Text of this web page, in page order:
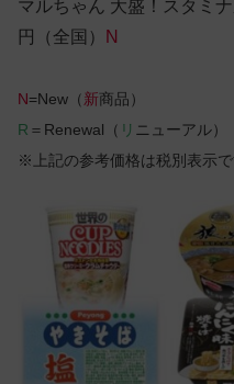
マルちゃん 大盛！スタミ
円（全国）
N
N=New（新商品）
R ＝Renewal（ リ ニューアル）
※上記の参考価格は税別表示で